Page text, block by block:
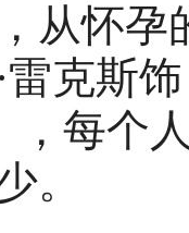
从怀孕
克斯
，每个
。